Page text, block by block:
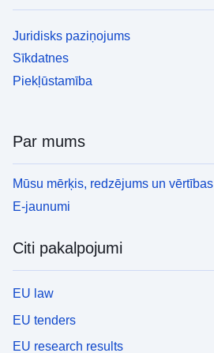
Juridisks paziņojums
Sīkdatnes
Piekļūstamība
Par mums
Mūsu mērķis, redzējums un vērtības
E-jaunumi
Citi pakalpojumi
EU law
EU tenders
EU research results